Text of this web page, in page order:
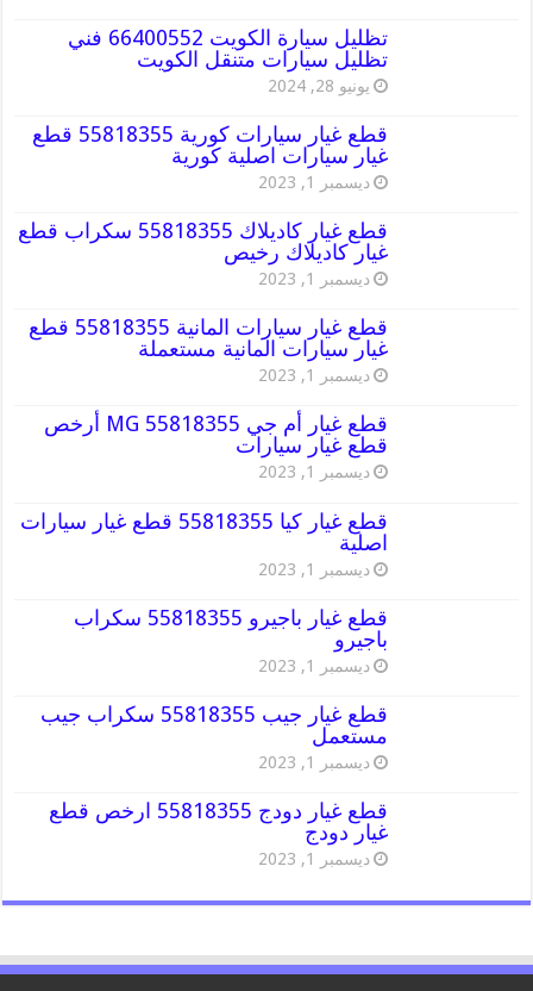
تظليل سيارة الكويت 66400552 فني
تظليل سيارات متنقل الكويت
يونيو 28, 2024
قطع غيار سيارات كورية 55818355 قطع
غيار سيارات اصلية كورية
ديسمبر 1, 2023
قطع غيار كاديلاك 55818355 سكراب قطع
غيار كاديلاك رخيص
ديسمبر 1, 2023
قطع غيار سيارات المانية 55818355 قطع
غيار سيارات المانية مستعملة
ديسمبر 1, 2023
قطع غيار أم جي MG 55818355 أرخص
قطع غيار سيارات
ديسمبر 1, 2023
قطع غيار كيا 55818355 قطع غيار سيارات
اصلية
ديسمبر 1, 2023
قطع غيار باجيرو 55818355 سكراب
باجيرو
ديسمبر 1, 2023
قطع غيار جيب 55818355 سكراب جيب
مستعمل
ديسمبر 1, 2023
قطع غيار دودج 55818355 ارخص قطع
غيار دودج
ديسمبر 1, 2023